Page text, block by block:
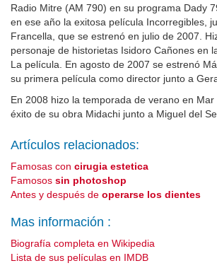
Radio Mitre (AM 790) en su programa Dady
en ese año la exitosa película Incorregibles,
Francella, que se estrenó en julio de 2007.
personaje de historietas Isidoro Cañones en
La película. En agosto de 2007 se estrenó
su primera película como director junto a
En 2008 hizo la temporada de verano en
éxito de su obra Midachi junto a Miguel del
Artículos relacionados:
Famosas con cirugia estetica
Famosos sin photoshop
Antes y después de operarse los dientes
Mas información :
Biografía completa en Wikipedia
Lista de sus películas en IMDB